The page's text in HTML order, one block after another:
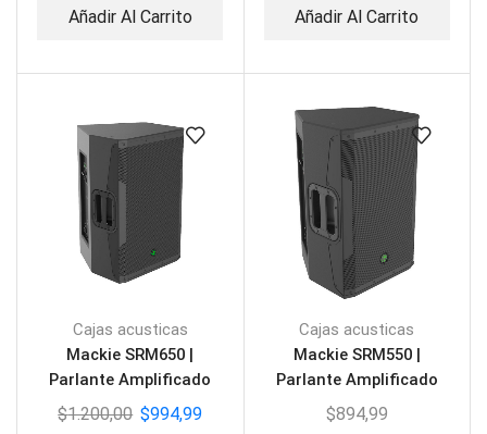
Añadir Al Carrito Añadir Al Carrito
Cajas acusticas
Mackie SRM650 |
Parlante Amplificado
Profesional 15″
$1.200,00 $994,99
Cajas acusticas
Mackie SRM550 |
Parlante Amplificado
Profesional 12″
$894,99